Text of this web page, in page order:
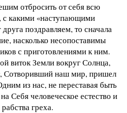
отбросить от себя всю
какими «наступающими
поздравляем, то сначала
насколько несопоставимы
с приготовлениями к ним.
виток Земли вокруг Солнца,
Сотворивший наш мир, пришел
из нас, не переставая быть
Себя человеческое естество и
греха.